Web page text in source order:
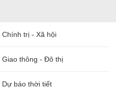
Chính trị - Xã hội
Giao thông - Đô thị
Dự báo thời tiết